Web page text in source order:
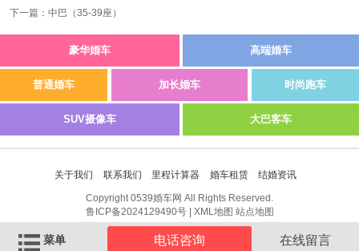
下一篇： 中巴（35-39座）
豪华婚车 高端婚车
普通婚车 加长婚车 时尚跑车
SUV摄像车 大巴客车
关于我们 联系我们 里程计算器 婚车租赁 结婚资讯
Copyright 0539婚车网 All Rights Reserved.
鲁ICP备2024129490号| XML地图 站点地图
菜单 电话咨询 在线留言